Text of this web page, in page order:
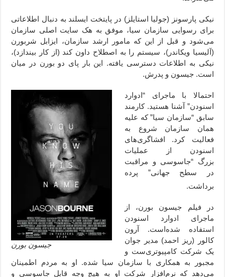
نیکی پارسونز (جولیا استایلز) در پایتخت ایسلند به دنبال اطلاعاتی
برای رسوایی سازمان سیا، موفق به هک سایت اصلی سازمان
می‌شود و قبل از این که مامور ارشد سازمان، ایزابل شربورن
(آلیسیا ویکاندر)، سیستم را به اصطلاح داون کند (از کار بیندازد)،
نیکی به اطلاعات دسترسی یافته. این بار پای دو بورن در میان
است. جیسون و پدرش.
جیسون بورن
احتمالا با ماجرای “ادوارد
اسنودن” آشنا هستید. کارمند
سابق “سازمان سیا” که علیه
همان سازمان شروع به
فعالیت کرد. افشاگری‌های
اسنودن از عملیات
بزرگ “جاسوسی و مراقبت
در سطح جهانی” پرده
برداشت.
در فیلم جیسون بورن، از
ماجرای ادوارد اسنودن
استفاده شده‌است. آرون
کالور (ریز احمد) مدیر جوان
یک شرکت کامپیوتری‌ست و
مجبور به همکاری با سازمان سیا شده‌. او به مردم اطمینان
می‌دهد که نرم‌افزار شرکت او به هیچ وجه قابل جاسوسی و